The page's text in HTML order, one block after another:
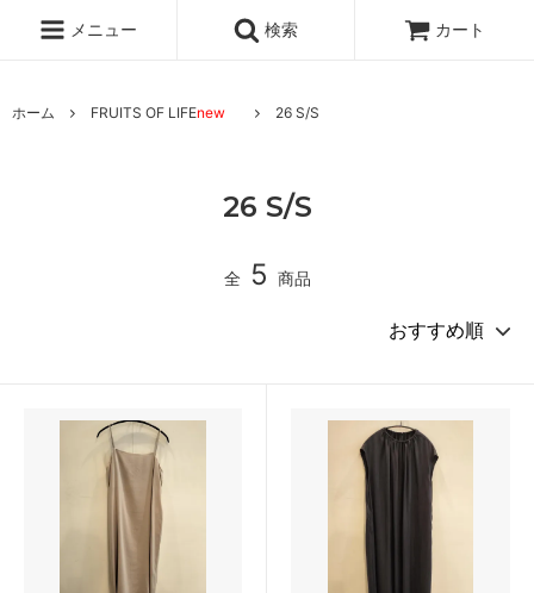
メニュー 検索 カート
ホーム FRUITS OF LIFEnew 26 S/S
26 S/S
全 5 商品